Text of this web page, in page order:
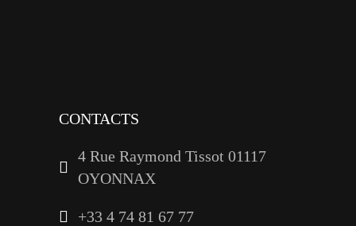
CONTACTS
4 Rue Raymond Tissot 01117
OYONNAX
+33 4 74 81 67 77